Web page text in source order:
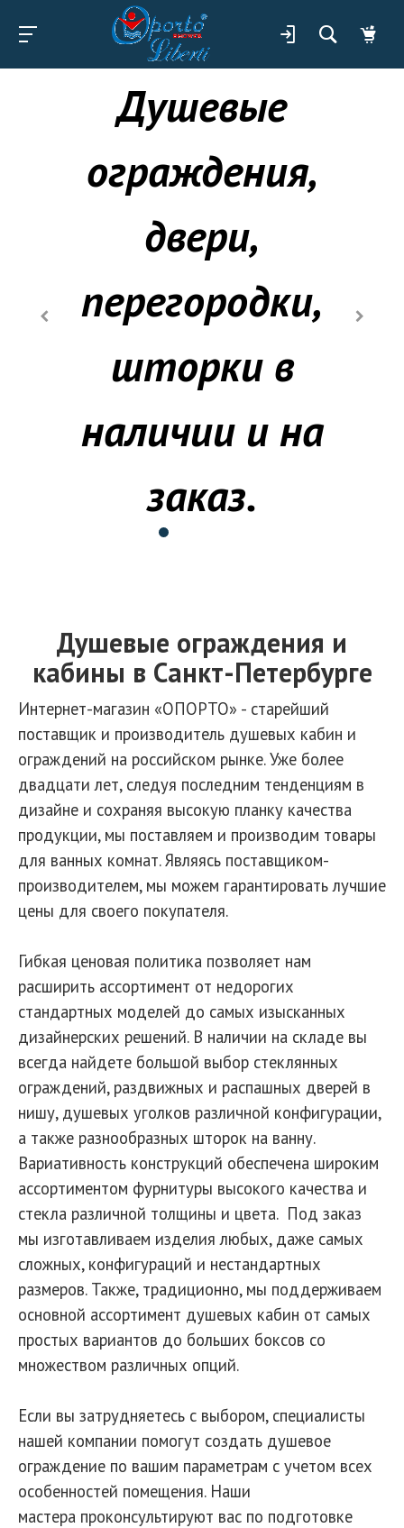
Душевые
ограждения,
двери,
перегородки,
шторки в
наличии и на
заказ.
Душевые ограждения и
кабины в Санкт-Петербурге
Интернет-магазин «ОПОРТО» - старейший
поставщик и производитель душевых кабин и
ограждений на российском рынке. Уже более
двадцати лет, следуя последним тенденциям в
дизайне и сохраняя высокую планку качества
продукции, мы поставляем и производим товары
для ванных комнат. Являясь поставщиком-
производителем, мы можем гарантировать лучшие
цены для своего покупателя.
Гибкая ценовая политика позволяет нам
расширить ассортимент от недорогих
стандартных моделей до самых изысканных
дизайнерских решений. В наличии на складе вы
всегда найдете большой выбор стеклянных
ограждений, раздвижных и распашных дверей в
нишу, душевых уголков различной конфигурации,
а также разнообразных шторок на ванну.
Вариативность конструкций обеспечена широким
ассортиментом фурнитуры высокого качества и
стекла различной толщины и цвета. Под заказ
мы изготавливаем изделия любых, даже самых
сложных, конфигураций и нестандартных
размеров. Также, традиционно, мы поддерживаем
основной ассортимент душевых кабин от самых
простых вариантов до больших боксов со
множеством различных опций.
Если вы затрудняетесь с выбором, специалисты
нашей компании помогут создать душевое
ограждение по вашим параметрам с учетом всех
особенностей помещения. Наши
мастера проконсультируют вас по подготовке